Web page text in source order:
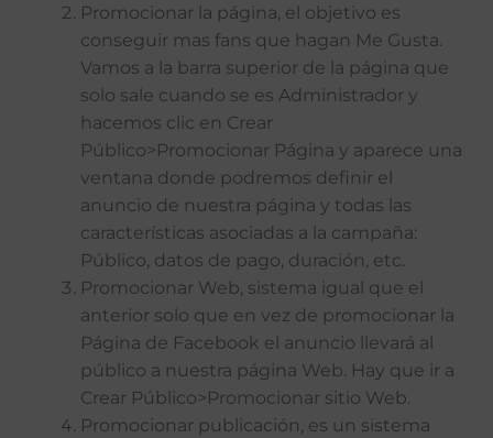
Promocionar la página, el objetivo es
conseguir mas fans que hagan Me Gusta.
Vamos a la barra superior de la página que
solo sale cuando se es Administrador y
hacemos clic en Crear
Público>Promocionar Página y aparece una
ventana donde podremos definir el
anuncio de nuestra página y todas las
características asociadas a la campaña:
Público, datos de pago, duración, etc.
Promocionar Web, sistema igual que el
anterior solo que en vez de promocionar la
Página de Facebook el anuncio llevará al
público a nuestra página Web. Hay que ir a
Crear Público>Promocionar sitio Web.
Promocionar publicación, es un sistema